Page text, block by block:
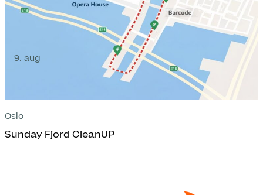
9. aug
Oslo
Sunday Fjord CleanUP